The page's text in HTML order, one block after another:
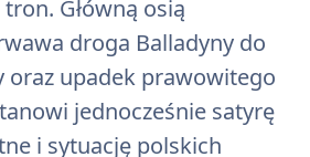
Główną osią
droga Balladyny do
oraz upadek prawowitego
jednocześnie satyrę
i sytuację polskich